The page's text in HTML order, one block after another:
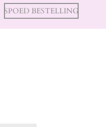
SPOED BESTELLING